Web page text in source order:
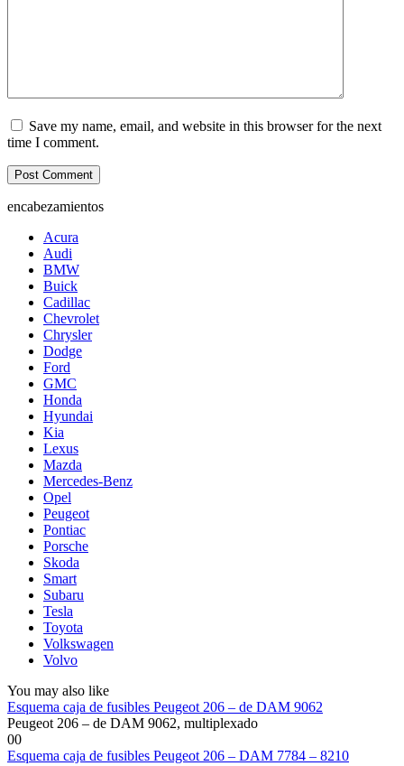
Save my name, email, and website in this browser for the next
time I comment.
encabezamientos
Acura
Audi
BMW
Buick
Cadillac
Chevrolet
Chrysler
Dodge
Ford
GMC
Honda
Hyundai
Kia
Lexus
Mazda
Mercedes-Benz
Opel
Peugeot
Pontiac
Porsche
Skoda
Smart
Subaru
Tesla
Toyota
Volkswagen
Volvo
You may also like
Esquema caja de fusibles Peugeot 206 – de DAM 9062
Peugeot 206 – de DAM 9062, multiplexado
00
Esquema caja de fusibles Peugeot 206 – DAM 7784 – 8210